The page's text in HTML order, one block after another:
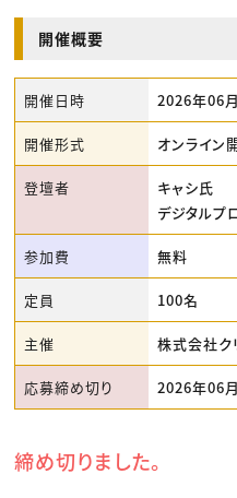
開催概要
開催日時 2026年06
開催形式 オンライン
登壇者
キャシ氏
デジタルプ
参加費 無料
定員 100名
主催 株式会社ク
応募締め切り 2026年06
締め切りました。